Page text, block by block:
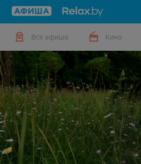
Вся афиша Кино